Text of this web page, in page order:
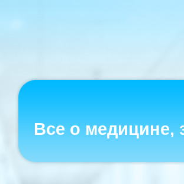
Все о медицине,